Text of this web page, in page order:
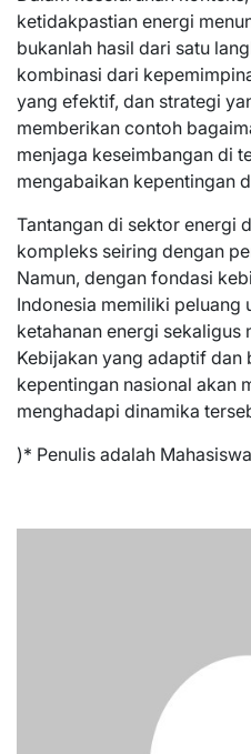
ketidakpastian energi
bukanlah hasil dari satu
kombinasi dari
yang efektif, dan strategi
memberikan contoh
menjaga keseimbangan di
mengabaikan kepentingan
Tantangan di sektor energi
kompleks seiring dengan
Namun, dengan fondasi
Indonesia memiliki peluang
ketahanan energi
Kebijakan yang adaptif dan
kepentingan nasional akan
menghadapi dinamika
)* Penulis adalah